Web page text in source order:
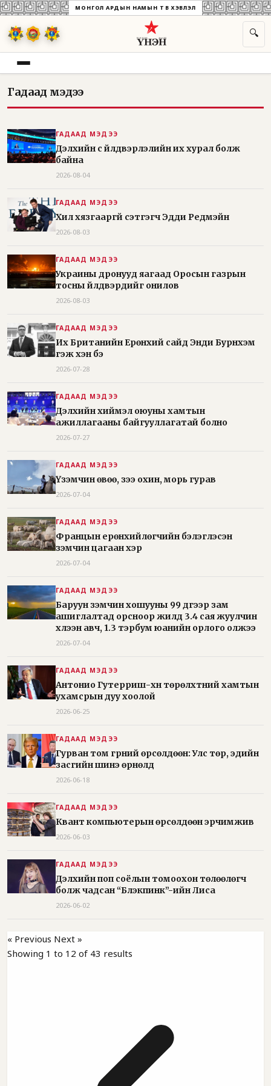
МОНГОЛ АРДЫН НАМЫН ТӨВ ХЭВЛЭЛ
🔍
Гадаад мэдээ
ГАДААД МЭДЭЭ
Дэлхийн сүү үйлдвэрлэлийн их хурал болж
байна
2026-08-04
ГАДААД МЭДЭЭ
Хил хязгааргүй сэтгэгч Эдди Редмэйн
2026-08-03
ГАДААД МЭДЭЭ
Украины дронууд яагаад Оросын газрын
тосны үйлдвэрүүдийг онилов
2026-08-03
ГАДААД МЭДЭЭ
Их Британийн Ерөнхий сайд Энди Бурнхэм
гэж хэн бэ
2026-07-28
ГАДААД МЭДЭЭ
Дэлхийн хиймэл оюуны хамтын
ажиллагааны байгууллагатай болно
2026-07-27
ГАДААД МЭДЭЭ
Үзэмчин өвөө, зээ охин, морь гурав
2026-07-04
ГАДААД МЭДЭЭ
Францын ерөнхийлөгчийн бэлэглэсэн
үзэмчин цагаан үхэр
2026-07-04
ГАДААД МЭДЭЭ
Баруун үзэмчин хошууны 99 дүгээр зам
ашиглалтад орсноор жилд 3.4 сая жуулчин
хүлээн авч, 1.3 тэрбум юанийн орлого олжээ
2026-07-04
ГАДААД МЭДЭЭ
Антонио Гутерриш-хүн төрөлхтний хамтын
ухамсрын дуу хоолой
2026-06-25
ГАДААД МЭДЭЭ
Гурван том гүрний өрсөлдөөн: Улс төр, эдийн
засгийн шинэ өрнөлүүд
2026-06-18
ГАДААД МЭДЭЭ
Квант компьютерын өрсөлдөөн эрчимжив
2026-06-03
ГАДААД МЭДЭЭ
Дэлхийн поп соёлын томоохон төлөөлөгч
болж чадсан “Блэкпинк”-ийн Лиса
2026-06-02
« Previous Next »
Showing 1 to 12 of 43 results